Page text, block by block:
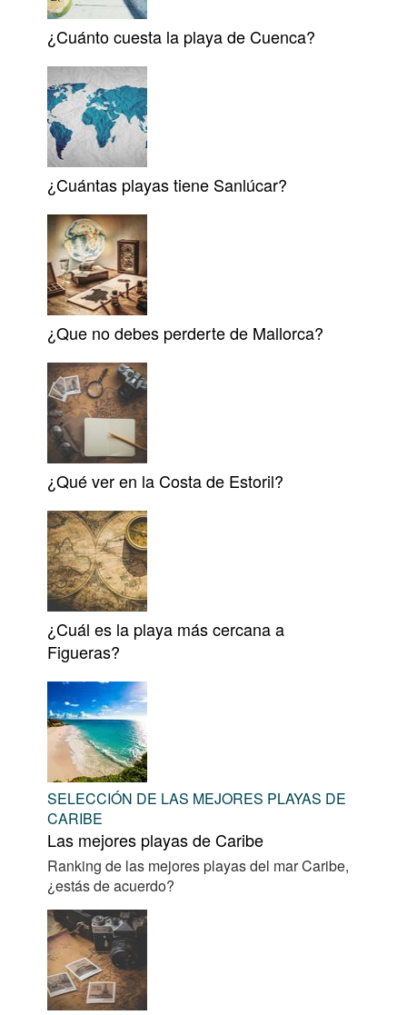
¿Cuánto cuesta la playa de Cuenca?
¿Cuántas playas tiene Sanlúcar?
¿Que no debes perderte de Mallorca?
¿Qué ver en la Costa de Estoril?
¿Cuál es la playa más cercana a
Figueras?
SELECCIÓN DE LAS MEJORES PLAYAS DE
CARIBE
Las mejores playas de Caribe
Ranking de las mejores playas del mar Caribe,
¿estás de acuerdo?